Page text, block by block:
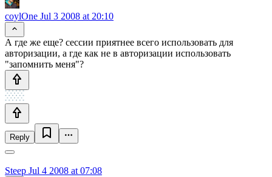
coylOne Jul 3 2008 at 20:10
А где же еще? сессии приятнее всего использовать для
авторизации, а где как не в авторизации использовать
"запомнить меня"?
Reply
Steep Jul 4 2008 at 07:08